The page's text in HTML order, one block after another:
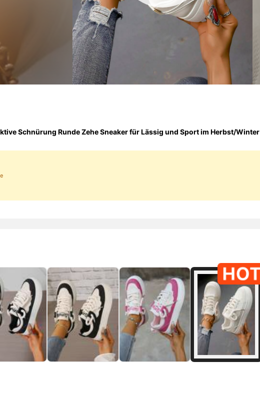
Schnürung Runde Zehe Sneaker für Lässig und Sport im Herbst/Winter